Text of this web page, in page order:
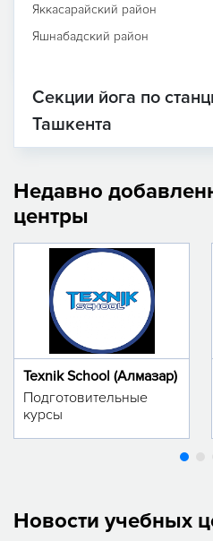
Яккасарайский район
Яшнабадский район
Секции йога по
Ташкента
Недавно
центры
Texnik School (Алмазар)
Подготовительные
курсы
Новости учебных